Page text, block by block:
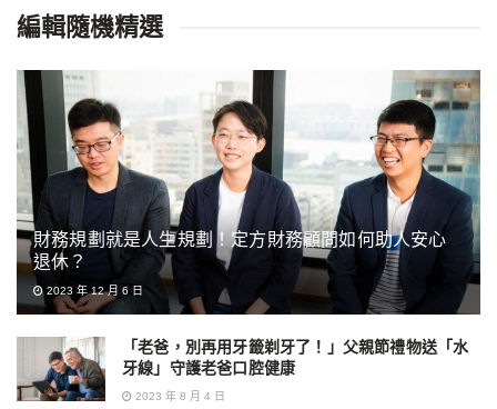
編輯隨機精選
財務規劃就是人生規劃！定方財務顧問如何助人安心
退休？
2023 年 12 月 6 日
「老爸，別再用牙籤剃牙了！」父親節禮物送「水
牙線」守護老爸口腔健康
2023 年 8 月 4 日